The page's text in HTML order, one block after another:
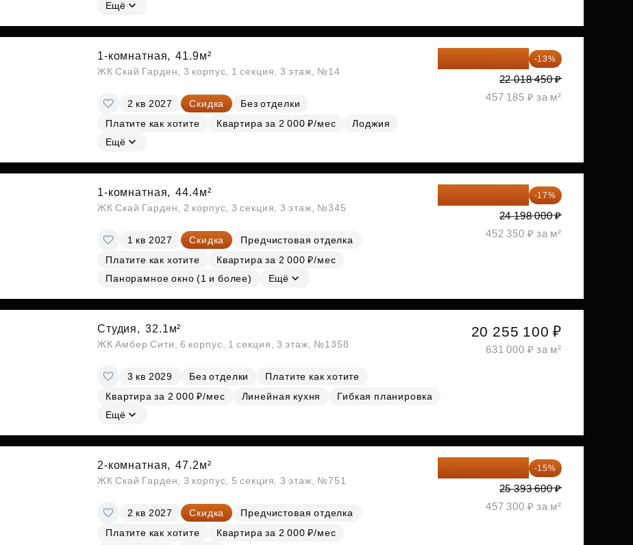
Субсидии
Ещё
1-комнатная, 41.9м²
ЖК Скай Гарден, 3 корпус, 1 секция, 3 этаж, №14
2 кв 2027 Скидка
Без отделки
Платите как хотите
Квартира за 2 000 ₽/мес
Лоджия
Ещё
-13%
22 018 450 ₽
457 185 ₽ за м²
1-комнатная, 44.4м²
ЖК Скай Гарден, 2 корпус, 3 секция, 3 этаж, №345
1 кв 2027 Скидка
Предчистовая отделка
Платите как хотите
Квартира за 2 000 ₽/мес
Панорамное окно (1 и более)
Ещё
-17%
24 198 000 ₽
452 350 ₽ за м²
Студия, 32.1м²
ЖК Амбер Сити, 6 корпус, 1 секция, 3 этаж, №1358
3 кв 2029 Без отделки
Платите как хотите
Квартира за 2 000 ₽/мес
Линейная кухня
Гибкая планировка
Ещё
20 255 100 ₽
631 000 ₽ за м²
2-комнатная, 47.2м²
ЖК Скай Гарден, 3 корпус, 5 секция, 3 этаж, №751
2 кв 2027 Скидка
Предчистовая отделка
Платите как хотите
Квартира за 2 000 ₽/мес
-15%
25 393 600 ₽
457 300 ₽ за м²